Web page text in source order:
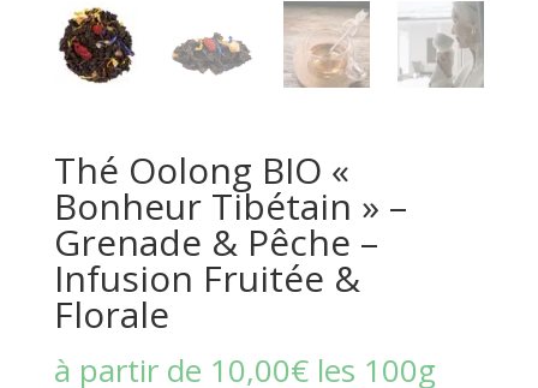
Thé Oolong BIO «
Bonheur Tibétain » –
Grenade & Pêche –
Infusion Fruitée &
Florale
à partir de 10,00€les 100g